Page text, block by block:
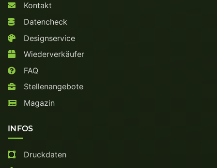
Kontakt
Datencheck
Designservice
Wiederverkäufer
FAQ
Stellenangebote
Magazin
INFOS
Druckdaten